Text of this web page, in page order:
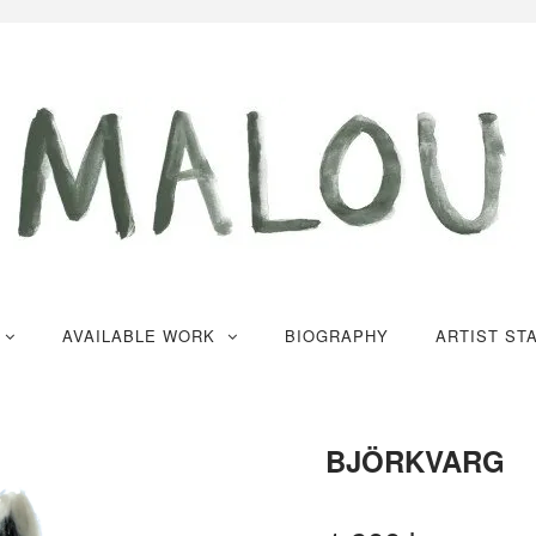
AVAILABLE WORK BIOGRAPHY ARTIST
BJÖRKVARG